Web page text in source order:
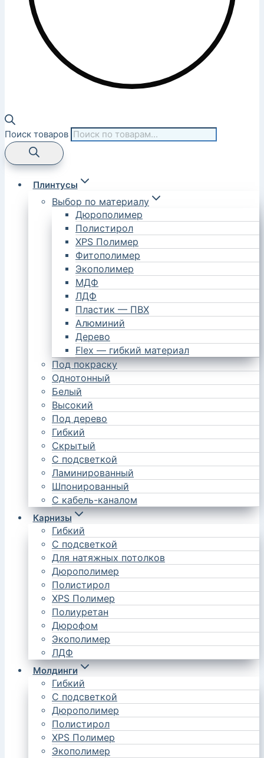
Поиск товаров
Плинтусы
Выбор по материалу
Дюрополимер
Полистирол
XPS Полимер
Фитополимер
Экополимер
МДФ
ЛДФ
Пластик — ПВХ
Алюминий
Дерево
Flex — гибкий материал
Под покраску
Однотонный
Белый
Высокий
Под дерево
Гибкий
Скрытый
С подсветкой
Ламинированный
Шпонированный
С кабель-каналом
Карнизы
Гибкий
С подсветкой
Для натяжных потолков
Дюрополимер
Полистирол
XPS Полимер
Полиуретан
Дюрофом
Экополимер
ЛДФ
Молдинги
Гибкий
С подсветкой
Дюрополимер
Полистирол
XPS Полимер
Экополимер